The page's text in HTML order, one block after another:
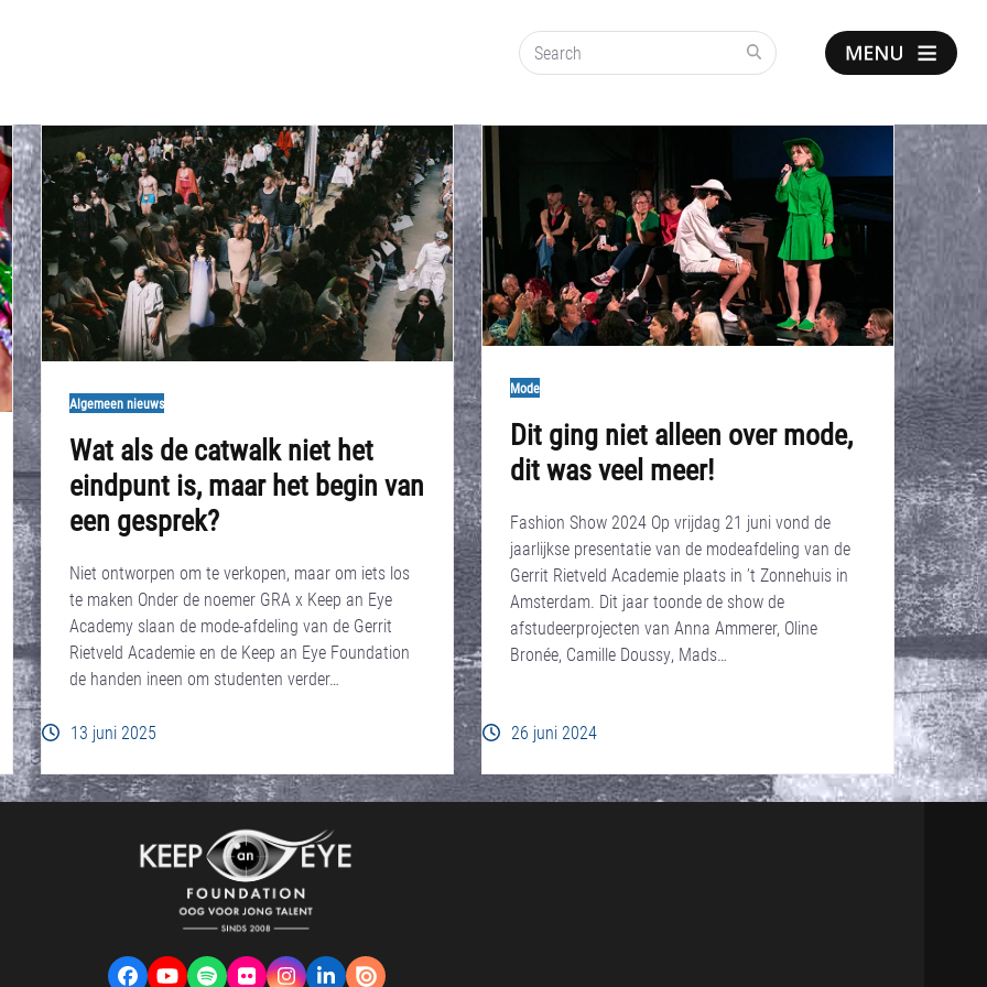
Show
notice
Search
Algemeen nieuws
Wat als de catwalk niet het
eindpunt is, maar het begin van
een gesprek?
Niet ontworpen om te verkopen, maar om iets los
te maken Onder de noemer GRA x Keep an Eye
Academy slaan de mode-afdeling van de Gerrit
Rietveld Academie en de Keep an Eye Foundation
de handen ineen om studenten verder…
13 juni 2025
Mode
Dit ging niet alleen over mode,
dit was veel meer!
Fashion Show 2024 Op vrijdag 21 juni vond de
jaarlijkse presentatie van de modeafdeling van de
Gerrit Rietveld Academie plaats in ’t Zonnehuis in
Amsterdam. Dit jaar toonde de show de
afstudeerprojecten van Anna Ammerer, Oline
Bronée, Camille Doussy, Mads…
26 juni 2024